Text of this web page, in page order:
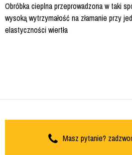
Obróbka cieplna przeprowadzona w taki
wysoką wytrzymałość na złamanie przy
elastyczności wiertła
Masz pytanie?